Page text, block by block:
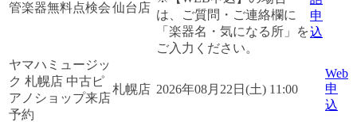
管楽器無料点検会仙台店
は、ご質問・ご連絡欄に
「楽器名・気になる所」を
ご入力ください。
申
込
ヤマハミュージッ
ク 札幌店 中古ピ
アノショップ来店
予約
札幌店 2026年08月22日(土) 11:00
Web
申
込